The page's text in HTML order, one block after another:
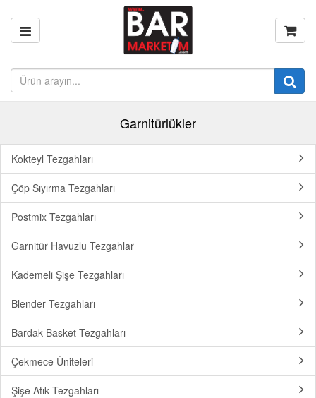
Garnitürlükler
Kokteyl Tezgahları
Çöp Sıyırma Tezgahları
Postmix Tezgahları
Garnitür Havuzlu Tezgahlar
Kademeli Şişe Tezgahları
Blender Tezgahları
Bardak Basket Tezgahları
Çekmece Üniteleri
Şişe Atık Tezgahları